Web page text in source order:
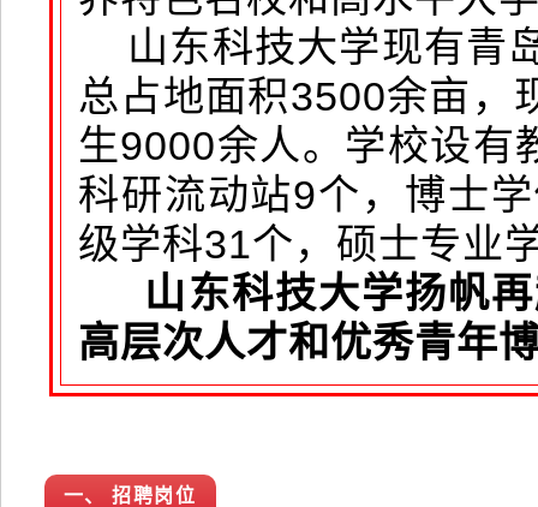
山东科技大学现有青
总占地面积3500余亩，
生9000余人。学校设有
科研流动站9个，博士
级学科31个，硕士专业
山东科技大学扬帆
高层次人才和优秀青年
一、 招聘岗位